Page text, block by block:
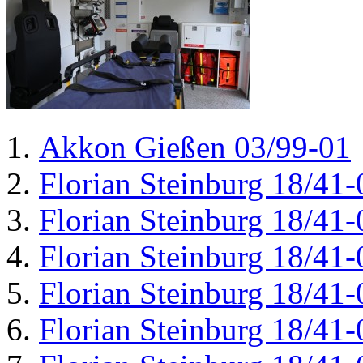
Akkon Gießen 03/99-01
Florian Steinburg 18/41-
Florian Steinburg 18/41-
Florian Steinburg 18/41-
Florian Steinburg 18/41-
Florian Steinburg 18/41-